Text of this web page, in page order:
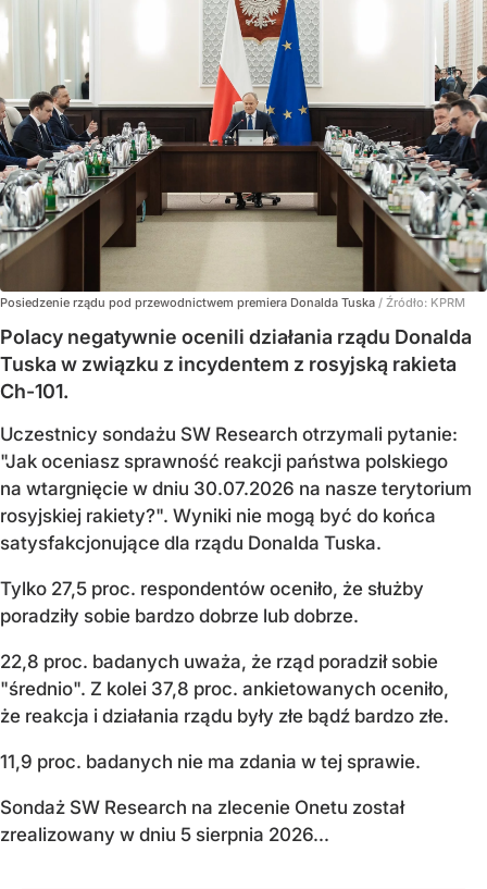
Posiedzenie rządu pod przewodnictwem premiera Donalda Tuska / Źródło: KPRM
Polacy negatywnie ocenili działania rządu Donalda
Tuska w związku z incydentem z rosyjską rakieta
Ch-101.
Uczestnicy sondażu SW Research otrzymali pytanie:
"Jak oceniasz sprawność reakcji państwa polskiego
na wtargnięcie w dniu 30.07.2026 na nasze terytorium
rosyjskiej rakiety?". Wyniki nie mogą być do końca
satysfakcjonujące dla rządu Donalda Tuska.
Tylko 27,5 proc. respondentów oceniło, że służby
poradziły sobie bardzo dobrze lub dobrze.
22,8 proc. badanych uważa, że rząd poradził sobie
"średnio". Z kolei 37,8 proc. ankietowanych oceniło,
że reakcja i działania rządu były złe bądź bardzo złe.
11,9 proc. badanych nie ma zdania w tej sprawie.
Sondaż SW Research na zlecenie Onetu został
zrealizowany w dniu 5 sierpnia 2026...